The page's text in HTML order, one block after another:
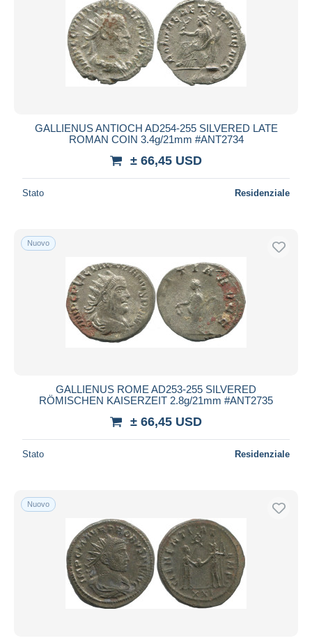
GALLIENUS ANTIOCH AD254-255 SILVERED LATE
ROMAN COIN 3.4g/21mm #ANT2734
± 66,45 USD
Stato Residenziale
Nuovo
GALLIENUS ROME AD253-255 SILVERED
RÖMISCHEN KAISERZEIT 2.8g/21mm #ANT2735
± 66,45 USD
Stato Residenziale
Nuovo